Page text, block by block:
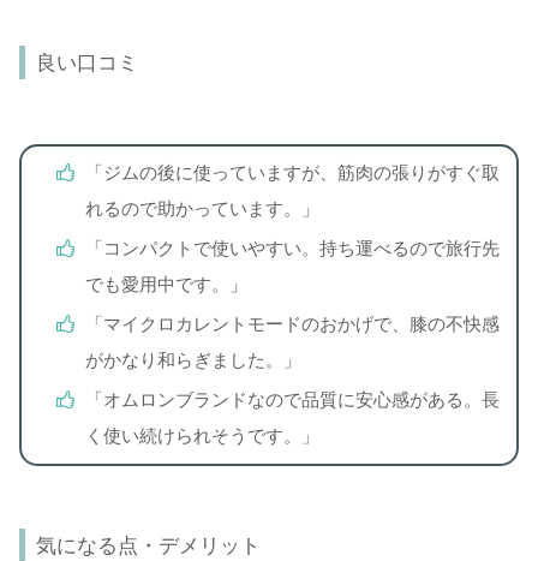
良い口コミ
「ジムの後に使っていますが、筋肉の張りがすぐ取
れるので助かっています。」
「コンパクトで使いやすい。持ち運べるので旅行先
でも愛用中です。」
「マイクロカレントモードのおかげで、膝の不快感
がかなり和らぎました。」
「オムロンブランドなので品質に安心感がある。長
く使い続けられそうです。」
気になる点・デメリット